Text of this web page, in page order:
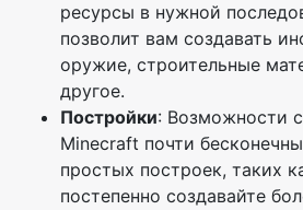
ресурсы в нужной
позволит вам создавать
оружие, строительные
другое.
Постройки: Возможности
Minecraft почти
простых построек, таких
постепенно создавайте